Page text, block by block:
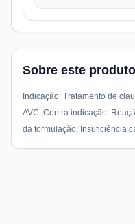
Sobre este produto
Indicação: Tratamento de
AVC. Contra indicação:
da formulação; Insuficiência